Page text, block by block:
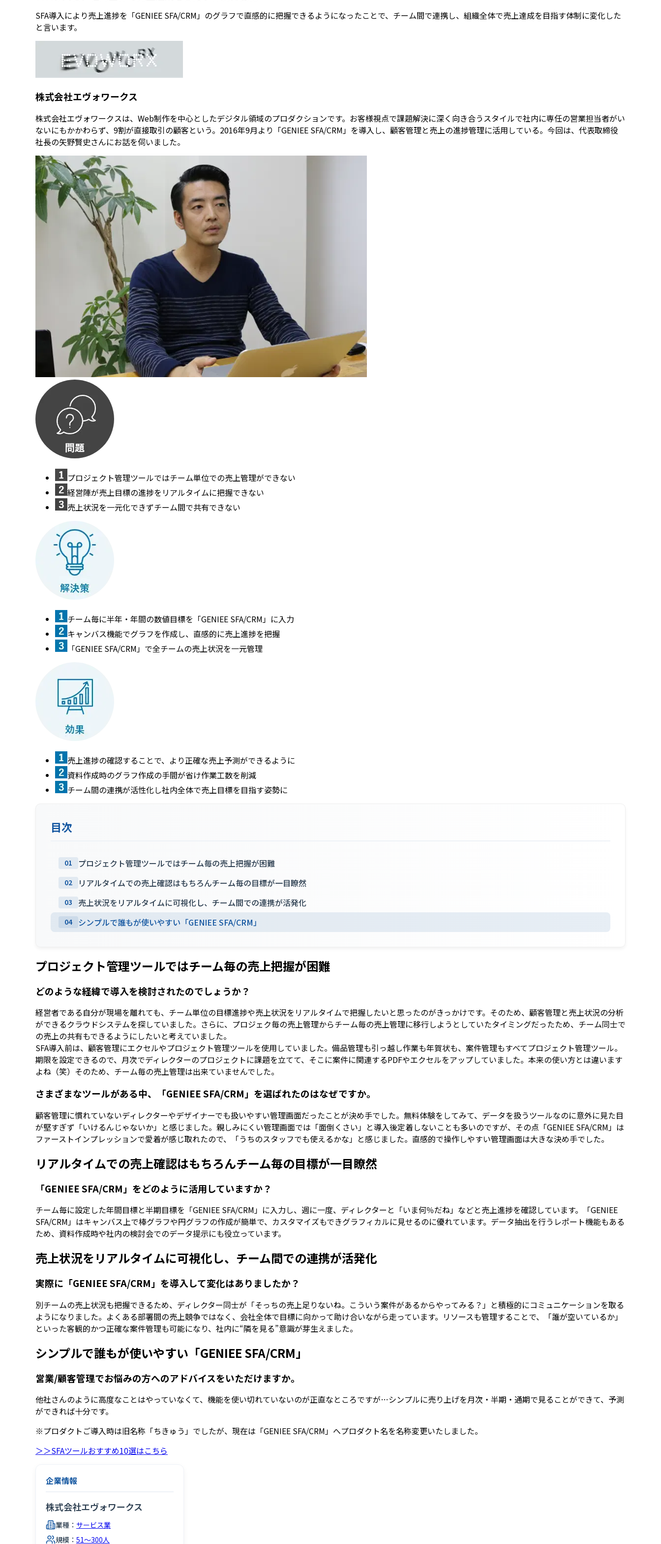
SFA導入により売上進捗を「GENIEE SFA/CRM」のグラフで直感的に把握できるようになったことで、チーム間で連携し、組織全体で売上達成を目指す体制に変化した
と言います。
株式会社エヴォワークス
株式会社エヴォワークスは、Web制作を中心としたデジタル領域のプロダクションです。お客様視点で課題解決に深く向き合うスタイルで社内に専任の営業担当者がい
ないにもかかわらず、9割が直接取引の顧客という。2016年9月より「GENIEE SFA/CRM」を導入し、顧客管理と売上の進捗管理に活用している。今回は、代表取締役
社長の矢野賢史さんにお話を伺いました。
プロジェクト管理ツールではチーム単位での売上管理ができない
経営陣が売上目標の進捗をリアルタイムに把握できない
売上状況を一元化できずチーム間で共有できない
チーム毎に半年・年間の数値目標を「GENIEE SFA/CRM」に入力
キャンバス機能でグラフを作成し、直感的に売上進捗を把握
「GENIEE SFA/CRM」で全チームの売上状況を一元管理
売上進捗の確認することで、より正確な売上予測ができるように
資料作成時のグラフ作成の手間が省け作業工数を削減
チーム間の連携が活性化し社内全体で売上目標を目指す姿勢に
目次
01 プロジェクト管理ツールではチーム毎の売上把握が困難
02 リアルタイムでの売上確認はもちろんチーム毎の目標が一目瞭然
03 売上状況をリアルタイムに可視化し、チーム間での連携が活発化
04 シンプルで誰もが使いやすい「GENIEE SFA/CRM」
プロジェクト管理ツールではチーム毎の売上把握が困難
どのような経緯で導入を検討されたのでしょうか？
経営者である自分が現場を離れても、チーム単位の目標進捗や売上状況をリアルタイムで把握したいと思ったのがきっかけです。そのため、顧客管理と売上状況の分析
ができるクラウドシステムを探していました。さらに、プロジェク毎の売上管理からチーム毎の売上管理に移行しようとしていたタイミングだったため、チーム同士で
の売上の共有もできるようにしたいと考えていました。
SFA導入前は、顧客管理にエクセルやプロジェクト管理ツールを使用していました。備品管理も引っ越し作業も年賀状も、案件管理もすべてプロジェクト管理ツール。
期限を設定できるので、月次でディレクターのプロジェクトに課題を立てて、そこに案件に関連するPDFやエクセルをアップしていました。本来の使い方とは違います
よね（笑）そのため、チーム毎の売上管理は出来ていませんでした。
さまざまなツールがある中、「GENIEE SFA/CRM」を選ばれたのはなぜですか。
顧客管理に慣れていないディレクターやデザイナーでも扱いやすい管理画面だったことが決め手でした。無料体験をしてみて、データを扱うツールなのに意外に見た目
が堅すぎず「いけるんじゃないか」と感じました。親しみにくい管理画面では「面倒くさい」と導入後定着しないことも多いのですが、その点「GENIEE SFA/CRM」は
ファーストインプレッションで愛着が感じ取れたので、「うちのスタッフでも使えるかな」と感じました。直感的で操作しやすい管理画面は大きな決め手でした。
リアルタイムでの売上確認はもちろんチーム毎の目標が一目瞭然
「GENIEE SFA/CRM」をどのように活用していますか？
チーム毎に設定した年間目標と半期目標を「GENIEE SFA/CRM」に入力し、週に一度、ディレクターと「いま何％だね」などと売上進捗を確認しています。「GENIEE
SFA/CRM」はキャンバス上で棒グラフや円グラフの作成が簡単で、カスタマイズもできグラフィカルに見せるのに優れています。データ抽出を行うレポート機能もある
ため、資料作成時や社内の検討会でのデータ提示にも役立っています。
売上状況をリアルタイムに可視化し、チーム間での連携が活発化
実際に「GENIEE SFA/CRM」を導入して変化はありましたか？
別チームの売上状況も把握できるため、ディレクター同士が「そっちの売上足りないね。こういう案件があるからやってみる？」と積極的にコミュニケーションを取る
ようになりました。よくある部署間の売上競争ではなく、会社全体で目標に向かって助け合いながら走っています。リソースも管理することで、「誰が空いているか」
といった客観的かつ正確な案件管理も可能になり、社内に“隣を見る”意識が芽生えました。
シンプルで誰もが使いやすい「GENIEE SFA/CRM」
営業/顧客管理でお悩みの方へのアドバイスをいただけますか。
他社さんのように高度なことはやっていなくて、機能を使い切れていないのが正直なところですが…シンプルに売り上げを月次・半期・通期で見ることができて、予測
ができれば十分です。
※プロダクトご導入時は旧名称「ちきゅう」でしたが、現在は「GENIEE SFA/CRM」へプロダクト名を名称変更いたしました。
＞＞SFAツールおすすめ10選はこちら
企業情報
株式会社エヴォワークス
業種： サービス業
規模： 51～300人